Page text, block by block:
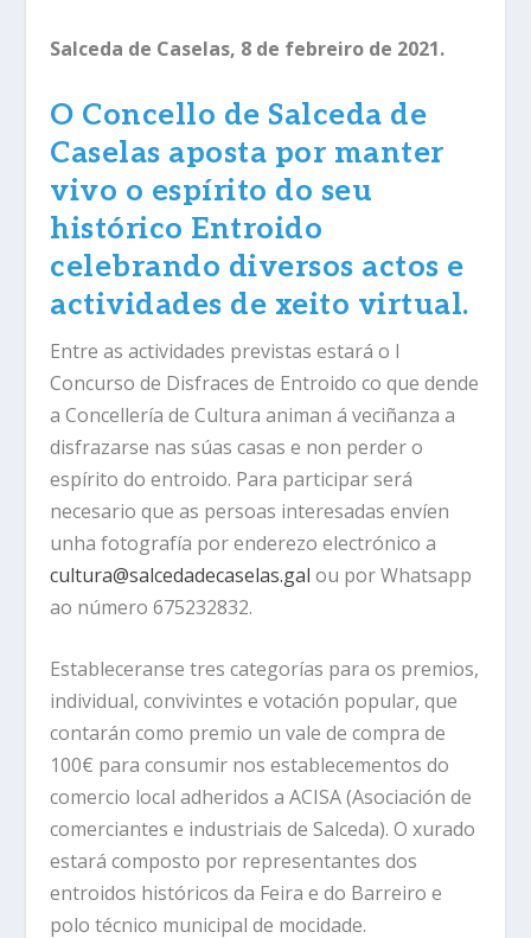
Salceda de Caselas, 8 de febreiro de 2021.
O Concello de Salceda de
Caselas aposta por manter
vivo o espírito do seu
histórico Entroido
celebrando diversos actos e
actividades de xeito virtual.
Entre as actividades previstas estará o I
Concurso de Disfraces de Entroido co que dende
a Concellería de Cultura animan á veciñanza a
disfrazarse nas súas casas e non perder o
espírito do entroido. Para participar será
necesario que as persoas interesadas envíen
unha fotografía por enderezo electrónico a
cultura@salcedadecaselas.gal ou por Whatsapp
ao número 675232832.
Estableceranse tres categorías para os premios,
individual, convivintes e votación popular, que
contarán como premio un vale de compra de
100€ para consumir nos establecementos do
comercio local adheridos a ACISA (Asociación de
comerciantes e industriais de Salceda). O xurado
estará composto por representantes dos
entroidos históricos da Feira e do Barreiro e
polo técnico municipal de mocidade.